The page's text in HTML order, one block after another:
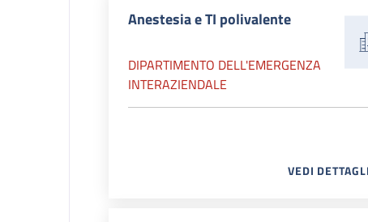
Anestesia e TI polivalente
DIPARTIMENTO DELL'EMERGENZA
INTERAZIENDALE
VEDI